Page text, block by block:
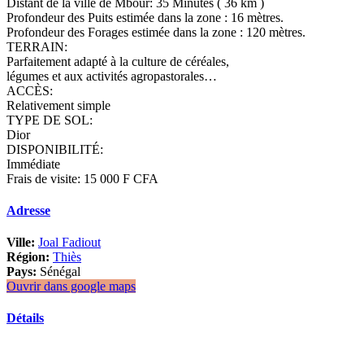
Profondeur des Puits estimée dans la zone : 16 mètres.
Profondeur des Forages estimée dans la zone : 120 mètres.
TERRAIN:
Parfaitement adapté à la culture de céréales,
légumes et aux activités agropastorales…
ACCÈS:
Relativement simple
TYPE DE SOL:
Dior
DISPONIBILITÉ:
Immédiate
Frais de visite: 15 000 F CFA
Adresse
Ville: Joal Fadiout
Région: Thiès
Pays: Sénégal
Ouvrir dans google maps
Détails